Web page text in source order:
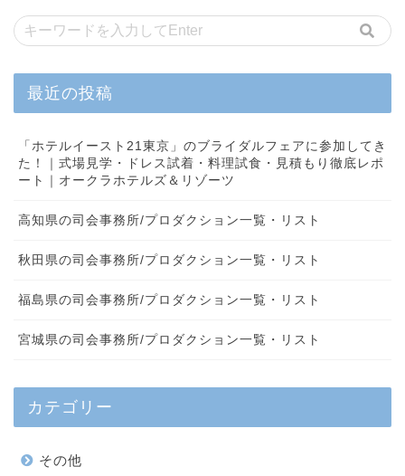
最近の投稿
「ホテルイースト21東京」のブライダルフェアに参加してき
た！｜式場見学・ドレス試着・料理試食・見積もり徹底レポ
ート｜オークラホテルズ＆リゾーツ
高知県の司会事務所/プロダクション一覧・リスト
秋田県の司会事務所/プロダクション一覧・リスト
福島県の司会事務所/プロダクション一覧・リスト
宮城県の司会事務所/プロダクション一覧・リスト
カテゴリー
その他